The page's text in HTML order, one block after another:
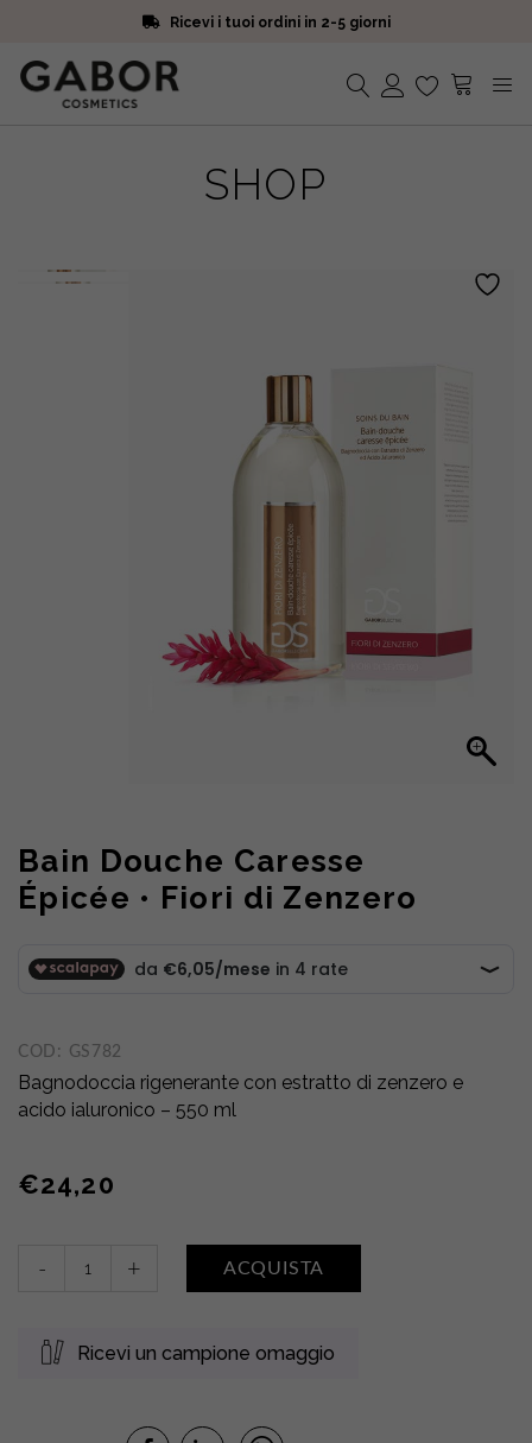
Ricevi i tuoi ordini in 2-5 giorni
Iscriviti alla Newsletter. 15% di sconto e spedizione gratuita
Ricevi i tuoi ordini in 2-5 giorni
SHOP
Bain Douche Caresse
Épicée • Fiori di Zenzero
COD: GS782
Bagnodoccia rigenerante con estratto di zenzero e
acido ialuronico – 550 ml
€24,20
Épicée
- + ACQUISTA
Ricevi un campione omaggio